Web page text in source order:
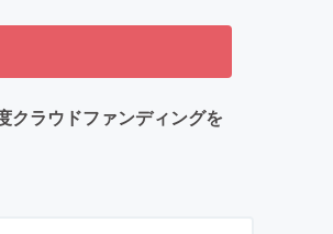
クラウドファンディングを